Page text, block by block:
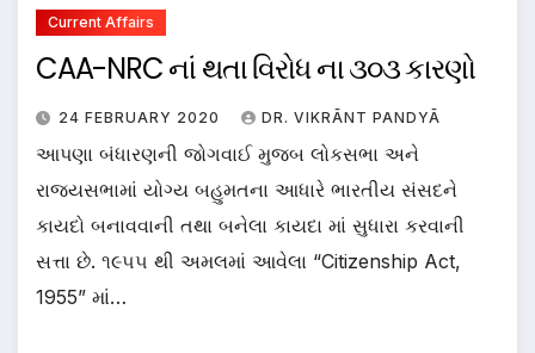
Current Affairs
CAA-NRC નાં થતા વિરોધ ના ૩૦૩ કારણો
24 FEBRUARY 2020 DR. VIKRĀNT PANDYĀ
આપણા બંધારણની જોગવાઈ મુજબ લોકસભા અને
રાજ્યસભામાં યોગ્ય બહુમતના આધારે ભારતીય સંસદને
કાયદો બનાવવાની તથા બનેલા કાયદા માં સુધારા કરવાની
સત્તા છે. ૧૯૫૫ થી અમલમાં આવેલા “Citizenship Act,
1955” માં…